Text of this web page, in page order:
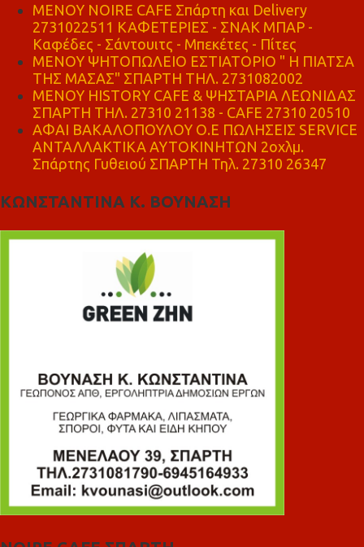
MENOY NOIRE CAFE Σπάρτη και Delivery
2731022511 ΚΑΦΕΤΕΡΙΕΣ - ΣΝΑΚ ΜΠΑΡ -
Καφέδες - Σάντουιτς - Μπεκέτες - Πίτες
ΜΕΝΟΥ ΨΗΤΟΠΩΛΕΙΟ ΕΣΤΙΑΤΟΡΙΟ " Η ΠΙΑΤΣΑ
ΤΗΣ ΜΑΣΑΣ" ΣΠΑΡΤΗ ΤΗΛ. 2731082002
ΜΕΝΟΥ HISTORY CAFE & ΨΗΣΤΑΡΙΑ ΛΕΩΝΙΔΑΣ
ΣΠΑΡΤΗ ΤΗΛ. 27310 21138 - CAFE 27310 20510
ΑΦΑΙ ΒΑΚΑΛΟΠΟΥΛΟΥ Ο.Ε ΠΩΛΗΣΕΙΣ SERVICE
ΑΝΤΑΛΛΑΚΤΙΚΑ ΑΥΤΟΚΙΝΗΤΩΝ 2οχλμ.
Σπάρτης Γυθειού ΣΠΑΡΤΗ Τηλ. 27310 26347
ΚΩΝΣΤΑΝΤΙΝΑ Κ. ΒΟΥΝΑΣΗ